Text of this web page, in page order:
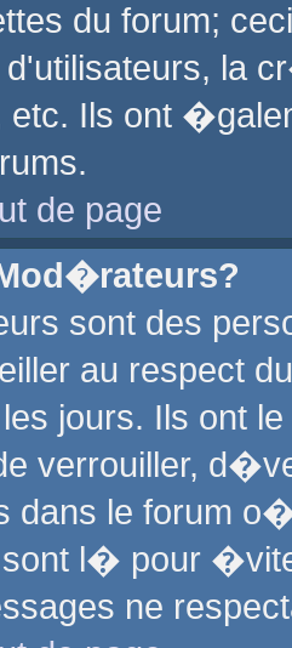
du forum;
d'utilisateurs, la
Ils ont
de page
sont des
au respect
jours. Ils ont
verrouiller,
dans le forum
l� pour
ne